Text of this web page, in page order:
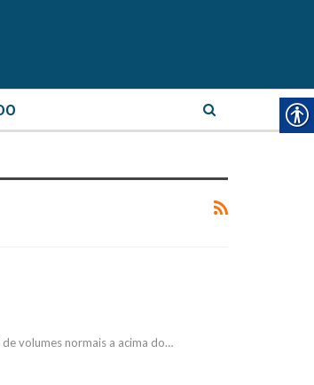
volumes normais a acima do…